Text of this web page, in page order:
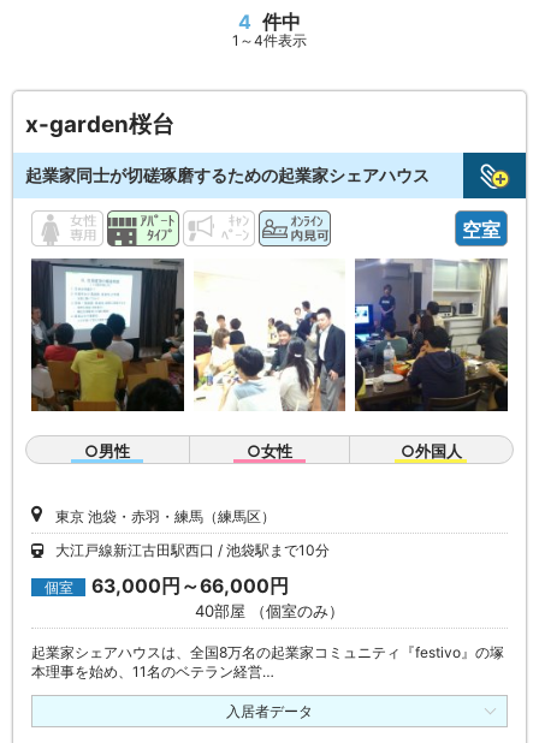
4 件中
1～4件表示
x-garden桜台
起業家同士が切磋琢磨するための起業家シェアハウス
空室
○男性 ○女性 ○外国人
東京 池袋・赤羽・練馬（練馬区）
大江戸線新江古田駅西口
池袋駅まで10分
個室 63,000円～66,000円
40部屋 （個室のみ）
起業家シェアハウスは、全国8万名の起業家コミュニティ『festivo』の塚
本理事を始め、11名のベテラン経営…
入居者データ